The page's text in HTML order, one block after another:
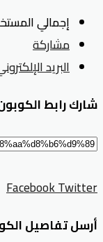
إجمالي المستخدمين
مشاركة
البريد
شارك رابط
FacebookTwitter
أرسل تفاصيل